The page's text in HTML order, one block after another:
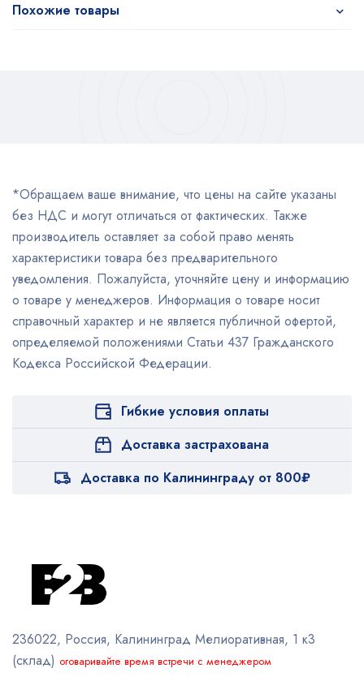
Похожие товары
*Обращаем ваше внимание, что цены на сайте указаны
без НДС и могут отличаться от фактических. Также
производитель оставляет за собой право менять
характеристики товара без предварительного
уведомления. Пожалуйста, уточняйте цену и информацию
о товаре у менеджеров. Информация о товаре носит
справочный характер и не является публичной офертой,
определяемой положениями Статьи 437 Гражданского
Кодекса Российской Федерации.
Гибкие условия оплаты
Доставка застрахована
Доставка по Калининграду от 800₽
236022, Россия, Калининград Мелиоративная, 1 к3
(склад) оговаривайте время встречи с менеджером